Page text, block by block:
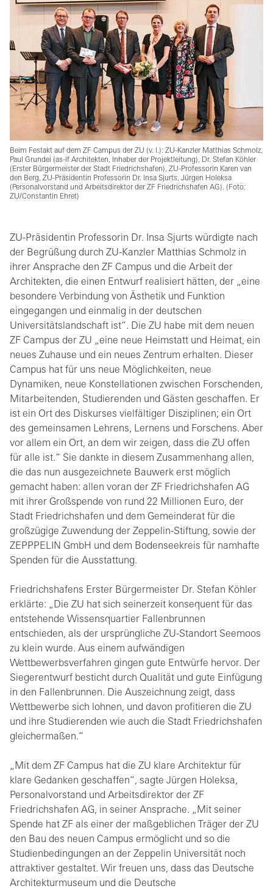
Beim Festakt auf dem ZF Campus der ZU (v. l.): ZU-Kanzler Matthias Schmolz,
Paul Grundei (as-if Architekten, Inhaber der Projektleitung), Dr. Stefan Köhler
(Erster Bürgermeister der Stadt Friedrichshafen), ZU-Professorin Karen van
den Berg, ZU-Präsidentin Professorin Dr. Insa Sjurts, Jürgen Holeksa
(Personalvorstand und Arbeitsdirektor der ZF Friedrichshafen AG). (Foto:
ZU/Constantin Ehret)
ZU-Präsidentin Professorin Dr. Insa Sjurts würdigte nach
der Begrüßung durch ZU-Kanzler Matthias Schmolz in
ihrer Ansprache den ZF Campus und die Arbeit der
Architekten, die einen Entwurf realisiert hätten, der „eine
besondere Verbindung von Ästhetik und Funktion
eingegangen und einmalig in der deutschen
Universitätslandschaft ist“. Die ZU habe mit dem neuen
ZF Campus der ZU „eine neue Heimstatt und Heimat, ein
neues Zuhause und ein neues Zentrum erhalten. Dieser
Campus hat für uns neue Möglichkeiten, neue
Dynamiken, neue Konstellationen zwischen Forschenden,
Mitarbeitenden, Studierenden und Gästen geschaffen. Er
ist ein Ort des Diskurses vielfältiger Disziplinen; ein Ort
des gemeinsamen Lehrens, Lernens und Forschens. Aber
vor allem ein Ort, an dem wir zeigen, dass die ZU offen
für alle ist.“ Sie dankte in diesem Zusammenhang allen,
die das nun ausgezeichnete Bauwerk erst möglich
gemacht haben: allen voran der ZF Friedrichshafen AG
mit ihrer Großspende von rund 22 Millionen Euro, der
Stadt Friedrichshafen und dem Gemeinderat für die
großzügige Zuwendung der Zeppelin-Stiftung, sowie der
ZEPPPELIN GmbH und dem Bodenseekreis für namhafte
Spenden für die Ausstattung.
Friedrichshafens Erster Bürgermeister Dr. Stefan Köhler
erklärte: „Die ZU hat sich seinerzeit konsequent für das
entstehende Wissensquartier Fallenbrunnen
entschieden, als der ursprüngliche ZU-Standort Seemoos
zu klein wurde. Aus einem aufwändigen
Wettbewerbsverfahren gingen gute Entwürfe hervor. Der
Siegerentwurf besticht durch Qualität und gute Einfügung
in den Fallenbrunnen. Die Auszeichnung zeigt, dass
Wettbewerbe sich lohnen, und davon profitieren die ZU
und ihre Studierenden wie auch die Stadt Friedrichshafen
gleichermaßen.“
„Mit dem ZF Campus hat die ZU klare Architektur für
klare Gedanken geschaffen“, sagte Jürgen Holeksa,
Personalvorstand und Arbeitsdirektor der ZF
Friedrichshafen AG, in seiner Ansprache. „Mit seiner
Spende hat ZF als einer der maßgeblichen Träger der ZU
den Bau des neuen Campus ermöglicht und so die
Studienbedingungen an der Zeppelin Universität noch
attraktiver gestaltet. Wir freuen uns, dass das Deutsche
Architekturmuseum und die Deutsche